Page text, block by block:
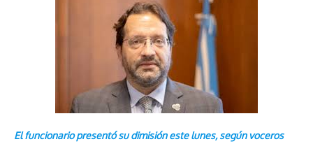
El funcionario presentó su dimisión este lunes, según voceros